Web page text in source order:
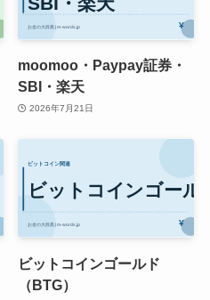
moomoo・Paypay証券・
SBI・楽天
2026年7月21日
ビットコインゴールド
（BTG）